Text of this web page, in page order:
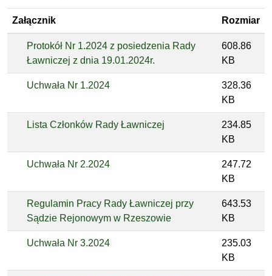
Załącznik Rozmiar
Protokół Nr 1.2024 z posiedzenia Rady
Ławniczej z dnia 19.01.2024r.
608.86
KB
Uchwała Nr 1.2024
328.36
KB
Lista Członków Rady Ławniczej
234.85
KB
Uchwała Nr 2.2024
247.72
KB
Regulamin Pracy Rady Ławniczej przy
Sądzie Rejonowym w Rzeszowie
643.53
KB
Uchwała Nr 3.2024
235.03
KB